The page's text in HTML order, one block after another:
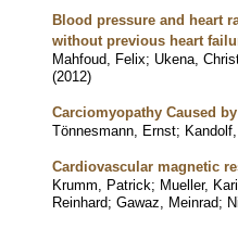
Blood pressure and heart
without previous heart
Mahfoud, Felix; Ukena,
(2012)
Carciomyopathy Caused
Tönnesmann, Ernst;
Cardiovascular magnetic
Krumm, Patrick; Mueller,
Reinhard; Gawaz, Meinrad;